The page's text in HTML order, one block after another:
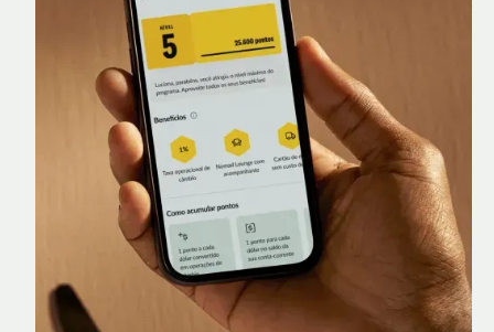
Nomad Lounge
Sala VIP no Aeroporto de Guarulhos